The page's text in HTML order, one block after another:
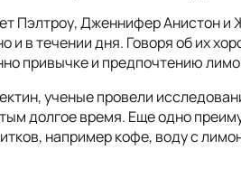
Пэлтроу, Дженнифер Анистон и
и в течении дня. Говоря об их
привычке и предпочтению
ученые провели
долгое время. Еще одно
например кофе, воду с